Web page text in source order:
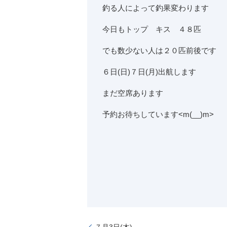
釣る人によって釣果変わります
今日もトップ キス ４８匹
でも数少ない人は２０匹前後です
６日(日)７日(月)出航します
まだ空席あります
予約お待ちしています<m(__)m>